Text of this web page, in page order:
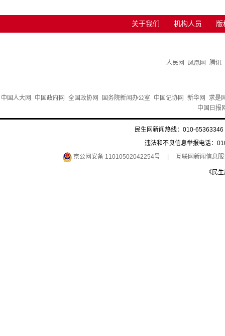
关于我们 机构人员 版
人民网 凤凰网 腾讯
中国人大网 中国政府网 全国政协网 国务院新闻办公室 中国记协网 新华网
求是
中国日报
民生网新闻热线：010-
违法和不良信息举报电话：
京公网安备 11010502042254号
互联网新闻信息
《民